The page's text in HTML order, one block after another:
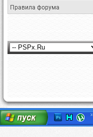
Правила форума